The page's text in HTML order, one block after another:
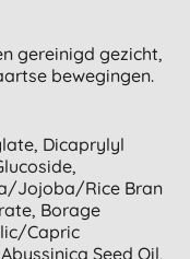
gereinigd gezicht,
bewegingen.
Dicaprylyl
jojoba/rice Bran
Borage
capric
Seed Oil,